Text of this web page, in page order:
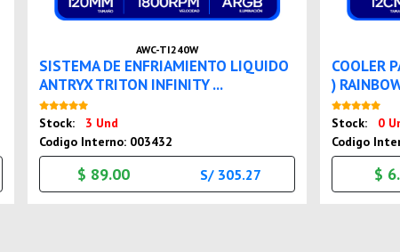
AWC-TI240W
SISTEMA DE ENFRIAMIENTO LIQUIDO
ANTRYX TRITON INFINITY ...
Stock:
3 Und
Codigo Interno: 003432
$ 89.00 S/ 305.27
COOLER
)
Stock:
0
Codigo
$